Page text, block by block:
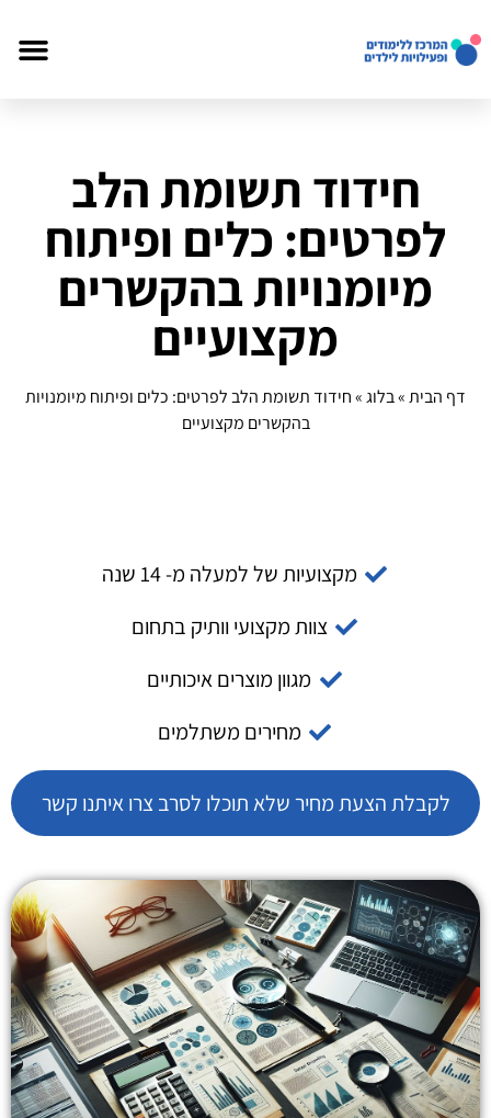
חידוד תשומת הלב
לפרטים: כלים ופיתוח
מיומנויות בהקשרים
מקצועיים
דף הבית»בלוג»חידוד תשומת הלב לפרטים: כלים ופיתוח מיומנויות
בהקשרים מקצועיים
מקצועיות של למעלה מ- 14 שנה
צוות מקצועי וותיק בתחום
מגוון מוצרים איכותיים
מחירים משתלמים
לקבלת הצעת מחיר שלא תוכלו לסרב צרו איתנו קשר